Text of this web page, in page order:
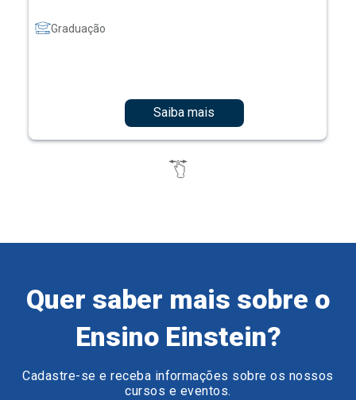
Graduação
Saiba mais
Quer saber mais sobre o
Ensino Einstein?
Cadastre-se e receba informações sobre os nossos
cursos e eventos.